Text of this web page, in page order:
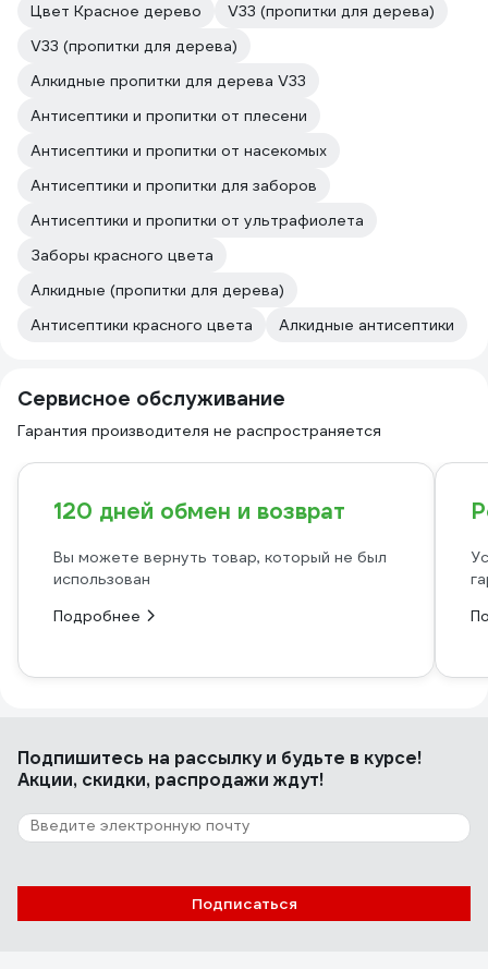
Цвет Красное дерево
V33 (пропитки для дерева)
V33 (пропитки для дерева)
Алкидные пропитки для дерева V33
Антисептики и пропитки от плесени
Антисептики и пропитки от насекомых
Антисептики и пропитки для заборов
Антисептики и пропитки от ультрафиолета
Заборы красного цвета
Алкидные (пропитки для дерева)
Антисептики красного цвета
Алкидные антисептики
Сервисное обслуживание
Гарантия производителя не распространяется
120 дней обмен и возврат
Вы можете вернуть товар, который не был
использован
Подробнее
Подпишитесь на рассылкуи будьте в курсе!
Акции, скидки, распродажи ждут!
Подписаться